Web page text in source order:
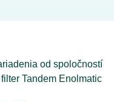
od spoločností
Tandem Enolmatic